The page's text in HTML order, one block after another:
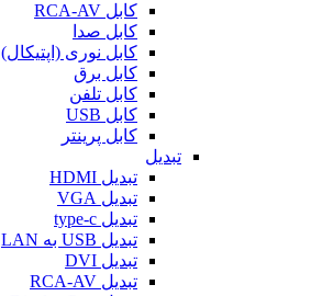
کابل RCA-AV
کابل صدا
کابل نوری (اپتیکال)
کابل برق
کابل تلفن
کابل USB
کابل پرینتر
تبدیل
تبدیل HDMI
تبدیل VGA
تبدیل type-c
تبدیل USB به LAN
تبدیل DVI
تبدیل RCA-AV